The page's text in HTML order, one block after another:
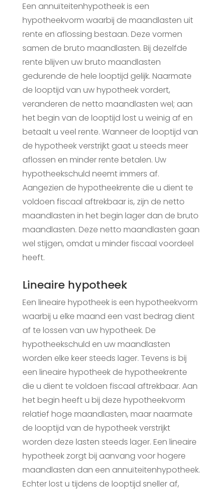
Een annuïteitenhypotheek is een
hypotheekvorm waarbij de maandlasten uit
rente en aflossing bestaan. Deze vormen
samen de bruto maandlasten. Bij dezelfde
rente blijven uw bruto maandlasten
gedurende de hele looptijd gelijk. Naarmate
de looptijd van uw hypotheek vordert,
veranderen de netto maandlasten wel; aan
het begin van de looptijd lost u weinig af en
betaalt u veel rente. Wanneer de looptijd van
de hypotheek verstrijkt gaat u steeds meer
aflossen en minder rente betalen. Uw
hypotheekschuld neemt immers af.
Aangezien de hypotheekrente die u dient te
voldoen fiscaal aftrekbaar is, zijn de netto
maandlasten in het begin lager dan de bruto
maandlasten. Deze netto maandlasten gaan
wel stijgen, omdat u minder fiscaal voordeel
heeft.
Lineaire hypotheek
Een lineaire hypotheek is een hypotheekvorm
waarbij u elke maand een vast bedrag dient
af te lossen van uw hypotheek. De
hypotheekschuld en uw maandlasten
worden elke keer steeds lager. Tevens is bij
een lineaire hypotheek de hypotheekrente
die u dient te voldoen fiscaal aftrekbaar. Aan
het begin heeft u bij deze hypotheekvorm
relatief hoge maandlasten, maar naarmate
de looptijd van de hypotheek verstrijkt
worden deze lasten steeds lager. Een lineaire
hypotheek zorgt bij aanvang voor hogere
maandlasten dan een annuïteitenhypotheek.
Echter lost u tijdens de looptijd sneller af,